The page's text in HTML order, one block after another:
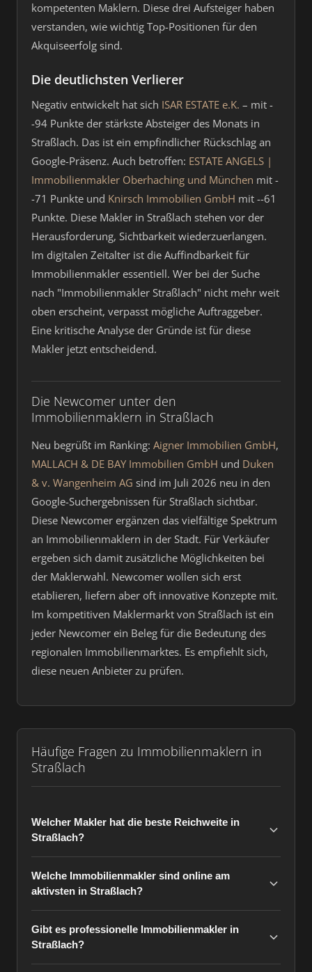
kompetenten Maklern. Diese drei Aufsteiger haben
verstanden, wie wichtig Top-Positionen für den
Akquiseerfolg sind.
Die deutlichsten Verlierer
Negativ entwickelt hat sich ISAR ESTATE e.K. – mit -
-94 Punkte der stärkste Absteiger des Monats in
Straßlach. Das ist ein empfindlicher Rückschlag an
Google-Präsenz. Auch betroffen: ESTATE ANGELS |
Immobilienmakler Oberhaching und München mit -
-71 Punkte und Knirsch Immobilien GmbH mit --61
Punkte. Diese Makler in Straßlach stehen vor der
Herausforderung, Sichtbarkeit wiederzuerlangen.
Im digitalen Zeitalter ist die Auffindbarkeit für
Immobilienmakler essentiell. Wer bei der Suche
nach "Immobilienmakler Straßlach" nicht mehr weit
oben erscheint, verpasst mögliche Auftraggeber.
Eine kritische Analyse der Gründe ist für diese
Makler jetzt entscheidend.
Die Newcomer unter den
Immobilienmaklern in Straßlach
Neu begrüßt im Ranking: Aigner Immobilien GmbH,
MALLACH & DE BAY Immobilien GmbH und Duken
& v. Wangenheim AG sind im Juli 2026 neu in den
Google-Suchergebnissen für Straßlach sichtbar.
Diese Newcomer ergänzen das vielfältige Spektrum
an Immobilienmaklern in der Stadt. Für Verkäufer
ergeben sich damit zusätzliche Möglichkeiten bei
der Maklerwahl. Newcomer wollen sich erst
etablieren, liefern aber oft innovative Konzepte mit.
Im kompetitiven Maklermarkt von Straßlach ist ein
jeder Newcomer ein Beleg für die Bedeutung des
regionalen Immobilienmarktes. Es empfiehlt sich,
diese neuen Anbieter zu prüfen.
Häufige Fragen zu Immobilienmaklern in
Straßlach
Welcher Makler hat die beste Reichweite in
Straßlach?
Welche Immobilienmakler sind online am
aktivsten in Straßlach?
Gibt es professionelle Immobilienmakler in
Straßlach?